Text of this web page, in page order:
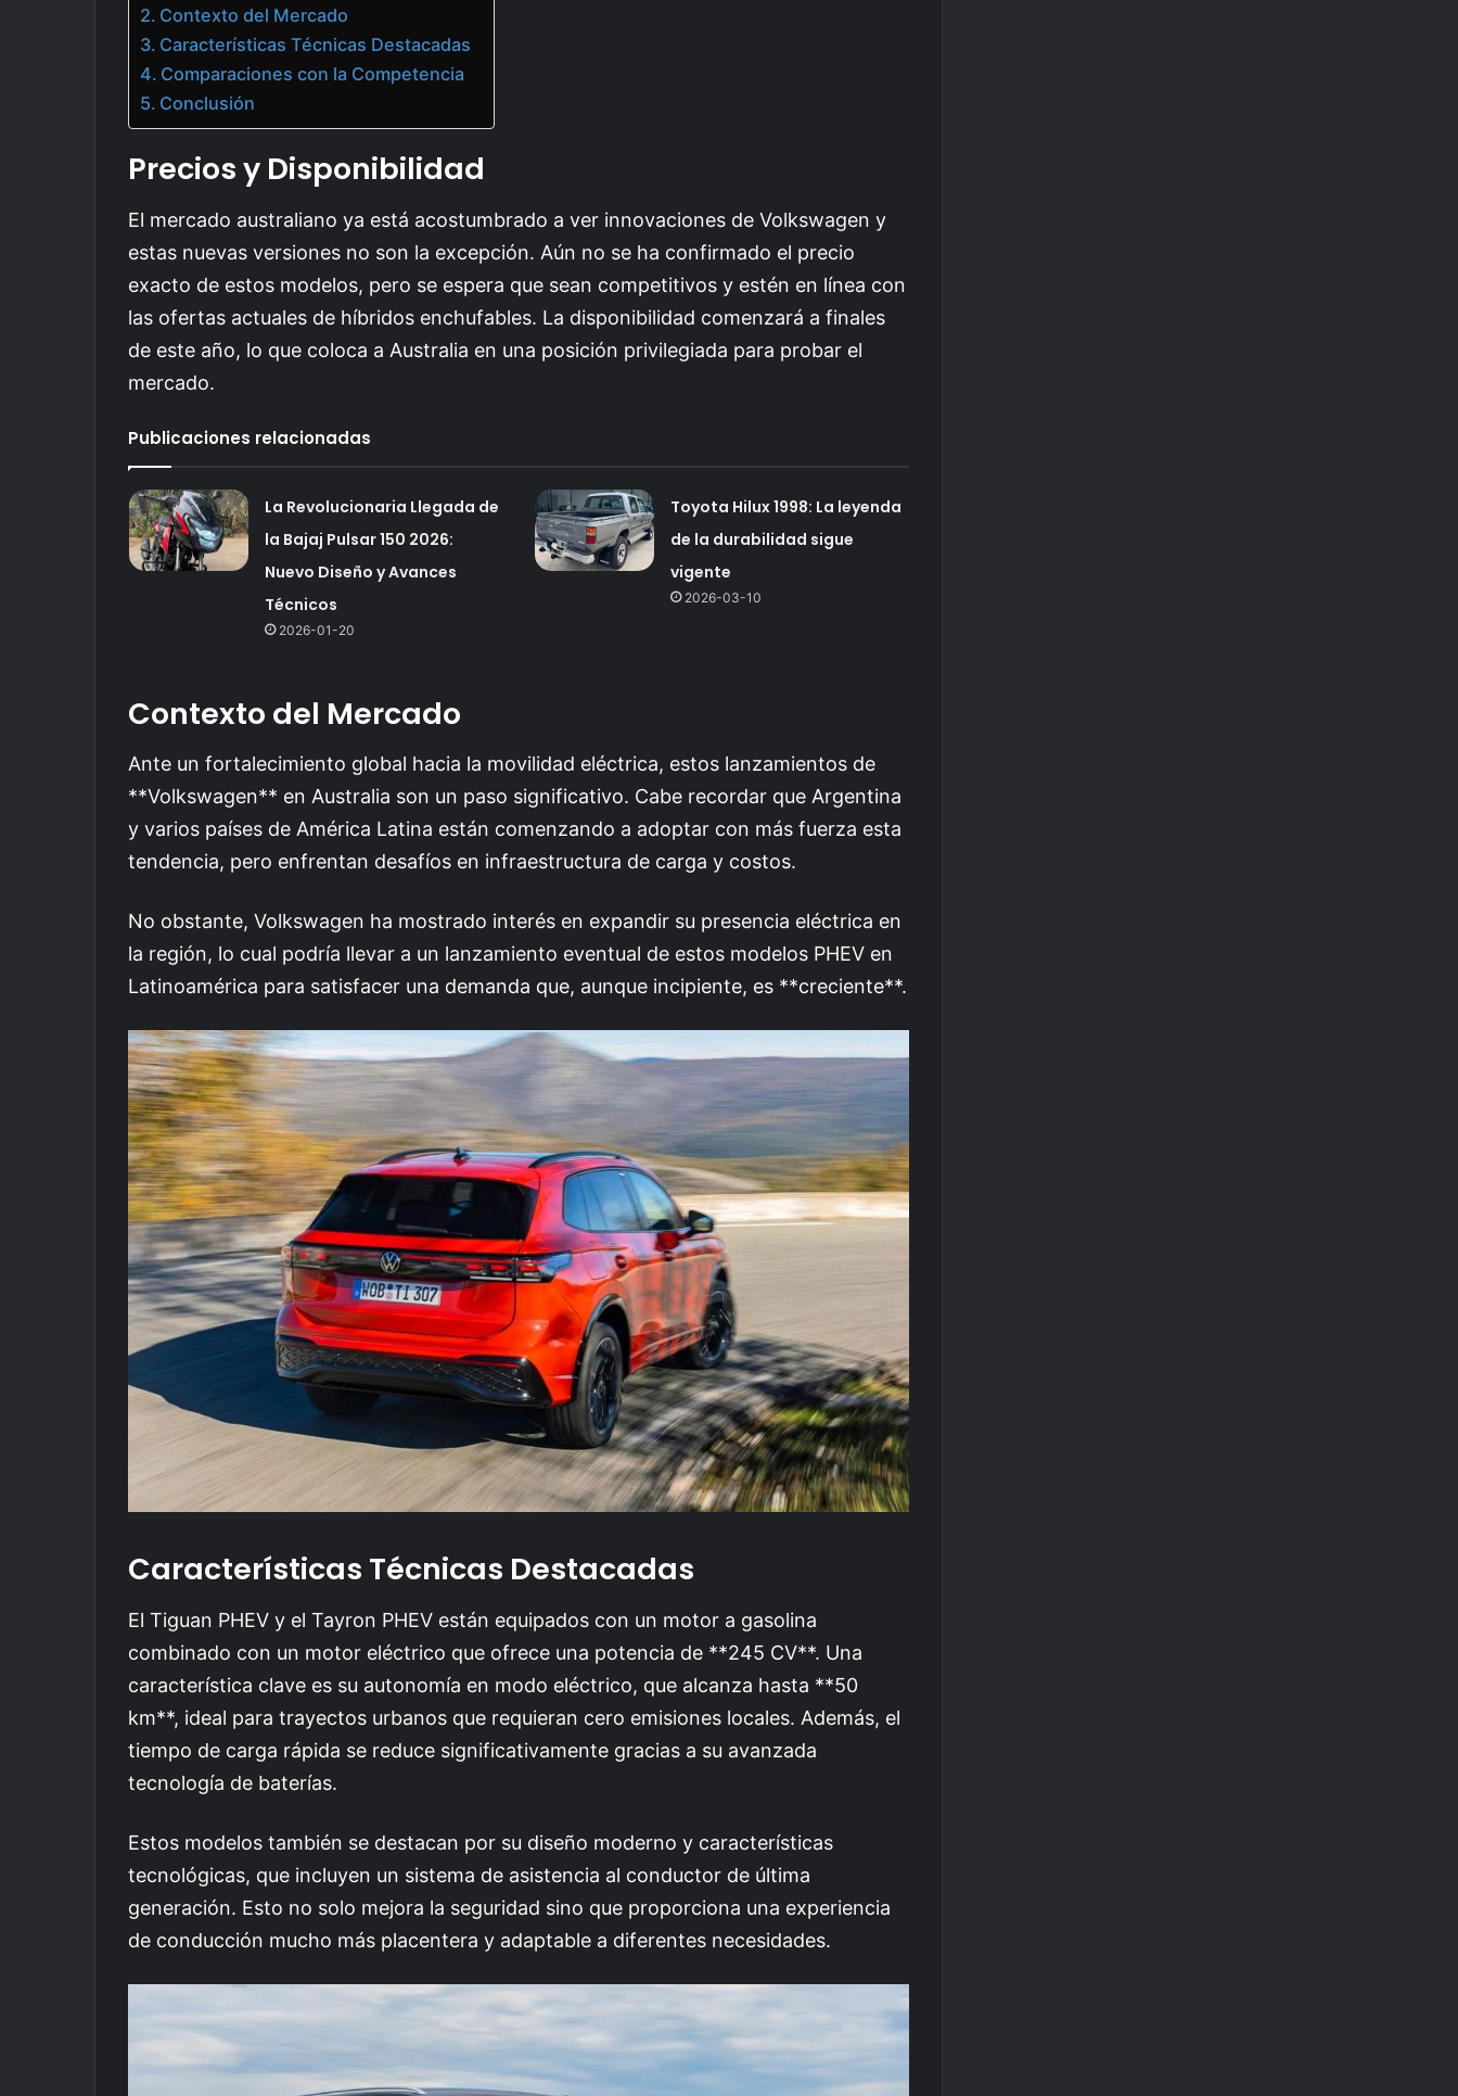
Contexto del Mercado
Características Técnicas Destacadas
Comparaciones con la Competencia
Conclusión
Precios y Disponibilidad
El mercado australiano ya está acostumbrado a ver innovaciones de Volkswagen y
estas nuevas versiones no son la excepción. Aún no se ha confirmado el precio
exacto de estos modelos, pero se espera que sean competitivos y estén en línea con
las ofertas actuales de híbridos enchufables. La disponibilidad comenzará a finales
de este año, lo que coloca a Australia en una posición privilegiada para probar el
mercado.
Publicaciones relacionadas
La Revolucionaria Llegada de
la Bajaj Pulsar 150 2026:
Nuevo Diseño y Avances
Técnicos
2026-01-20
Toyota Hilux 1998: La leyenda
de la durabilidad sigue
vigente
2026-03-10
Contexto del Mercado
Ante un fortalecimiento global hacia la movilidad eléctrica, estos lanzamientos de
**Volkswagen** en Australia son un paso significativo. Cabe recordar que Argentina
y varios países de América Latina están comenzando a adoptar con más fuerza esta
tendencia, pero enfrentan desafíos en infraestructura de carga y costos.
No obstante, Volkswagen ha mostrado interés en expandir su presencia eléctrica en
la región, lo cual podría llevar a un lanzamiento eventual de estos modelos PHEV en
Latinoamérica para satisfacer una demanda que, aunque incipiente, es **creciente**.
Características Técnicas Destacadas
El Tiguan PHEV y el Tayron PHEV están equipados con un motor a gasolina
combinado con un motor eléctrico que ofrece una potencia de **245 CV**. Una
característica clave es su autonomía en modo eléctrico, que alcanza hasta **50
km**, ideal para trayectos urbanos que requieran cero emisiones locales. Además, el
tiempo de carga rápida se reduce significativamente gracias a su avanzada
tecnología de baterías.
Estos modelos también se destacan por su diseño moderno y características
tecnológicas, que incluyen un sistema de asistencia al conductor de última
generación. Esto no solo mejora la seguridad sino que proporciona una experiencia
de conducción mucho más placentera y adaptable a diferentes necesidades.